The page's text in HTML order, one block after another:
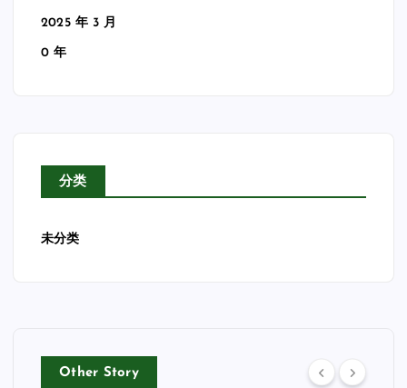
2025 年 3 月
0 年
分类
未分类
Other Story